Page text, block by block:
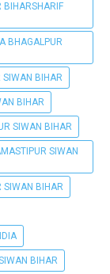
BIHARSHARIF
BHAGALPUR
SIWAN BIHAR
BIHAR
SIWAN BIHAR
SIWAN
SIWAN BIHAR
BIHAR